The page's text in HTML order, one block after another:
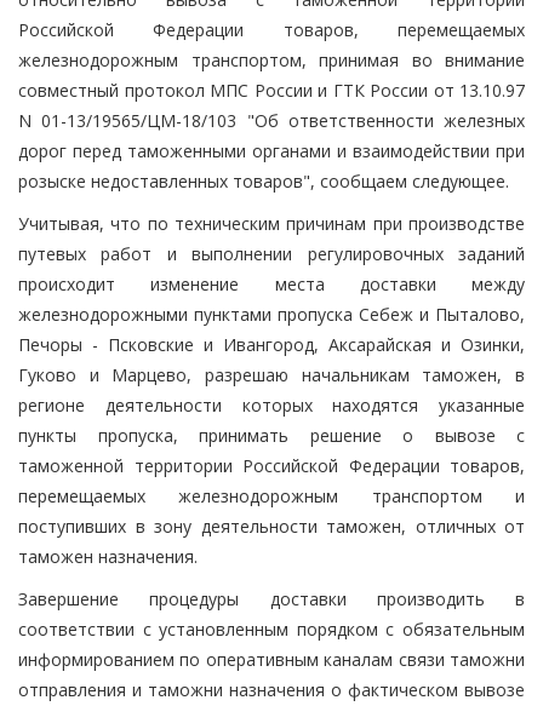
Российской Федерации товаров, перемещаемых
железнодорожным транспортом, принимая во внимание
совместный протокол МПС России и ГТК России от 13.10.97
N 01-13/19565/ЦМ-18/103 "Об ответственности железных
дорог перед таможенными органами и взаимодействии при
розыске недоставленных товаров", сообщаем следующее.
Учитывая, что по техническим причинам при производстве
путевых работ и выполнении регулировочных заданий
происходит изменение места доставки между
железнодорожными пунктами пропуска Себеж и Пыталово,
Печоры - Псковские и Ивангород, Аксарайская и Озинки,
Гуково и Марцево, разрешаю начальникам таможен, в
регионе деятельности которых находятся указанные
пункты пропуска, принимать решение о вывозе с
таможенной территории Российской Федерации товаров,
перемещаемых железнодорожным транспортом и
поступивших в зону деятельности таможен, отличных от
таможен назначения.
Завершение процедуры доставки производить в
соответствии с установленным порядком с обязательным
информированием по оперативным каналам связи таможни
отправления и таможни назначения о фактическом вывозе